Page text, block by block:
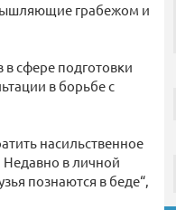
грабежом и
сфере подготовки
в борьбе с
насильственное
в личной
познаются в беде“,